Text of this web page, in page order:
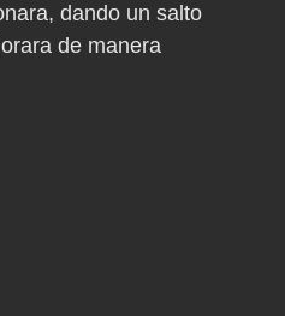
dando un salto
de manera